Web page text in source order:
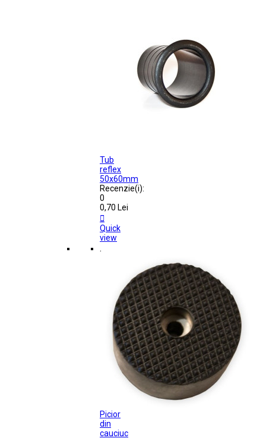
Tub
reflex
50x60mm
Recenzie(i):
0
0,70 Lei

Quick
view
.
Picior
din
cauciuc